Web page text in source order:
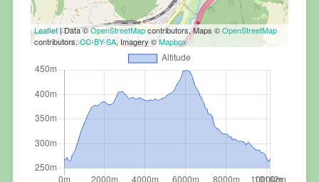
Leaflet| Data ©OpenStreetMapcontributors, Maps ©OpenStreetMap
contributors,CC-BY-SA, Imagery ©Mapbox